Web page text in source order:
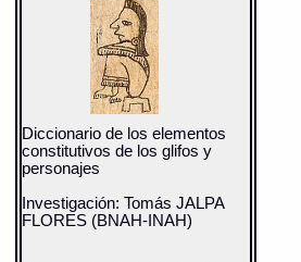
Diccionario de los elementos
constitutivos de los glifos y
personajes
Investigación: Tomás JALPA
FLORES (BNAH-INAH)